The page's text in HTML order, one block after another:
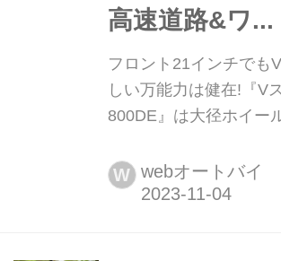
高速道路&ワ...
フロント21インチでも
しい万能力は健在!『V
800DE』は大径ホイー
るんだが!?︎【個人的スズ
SUZUKI V-STROM
W webオートバイ